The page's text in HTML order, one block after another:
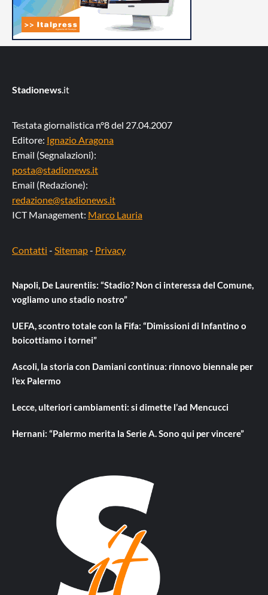
Stadionews.it
Testata giornalistica n°8 del 27.04.2007
Editore: Ignazio Aragona
Email (Segnalazioni):
posta@stadionews.it
Email (Redazione):
redazione@stadionews.it
ICT Management: Marco Lauria
Contatti - Sitemap- Privacy
Napoli, De Laurentiis: “Stadio? Non ci interessa del Comune,
vogliamo uno stadio nostro”
UEFA, scontro totale con la Fifa: “Dimissioni di Infantino o
boicottiamo i tornei”
Ascoli, la storia con Damiani continua: rinnovo biennale per
l’ex Palermo
Lecce, ulteriori cambiamenti: si dimette l’ad Mencucci
Hernani: “Palermo merita la Serie A. Sono qui per vincere”